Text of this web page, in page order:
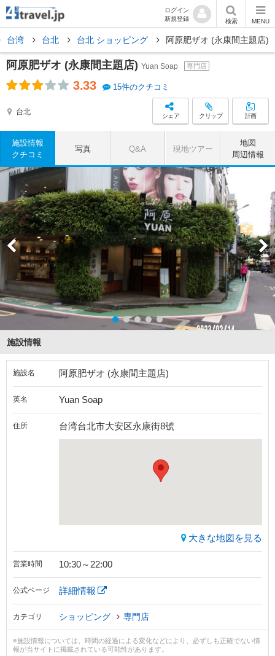
ログイン
新規登録
検索 MENU
台湾 台北 台北 ショッピング 阿原肥ザオ (永康間主題店)
阿原肥ザオ (永康間主題店) Yuan Soap 専門店
3.33 15件のクチコミ
台北 シェア クリップ 計画
施設情報
クチコミ
写真 Q&A 現地ツアー
地図
周辺情報
施設情報
施設名 阿原肥ザオ (永康間主題店)
英名 Yuan Soap
住所 台湾台北市大安区永康街8號
大きな地図を見る
営業時間 10:30～22:00
公式ページ 詳細情報
カテゴリ ショッピング 専門店
※施設情報については、時間の経過による変化などにより、必ずしも正確でない情
報が当サイトに掲載されている可能性があります。